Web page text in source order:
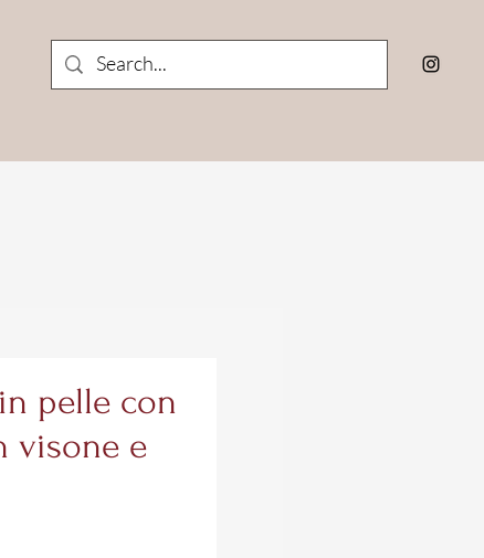
pelle con
visone e